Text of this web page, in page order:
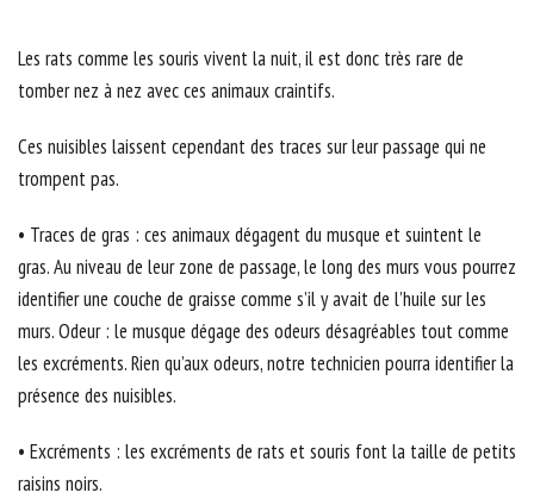
Les rats comme les souris vivent la nuit, il est donc très rare de
tomber nez à nez avec ces animaux craintifs.
Ces nuisibles laissent cependant des traces sur leur passage qui ne
trompent pas.
• Traces de gras : ces animaux dégagent du musque et suintent le
gras. Au niveau de leur zone de passage, le long des murs vous pourrez
identifier une couche de graisse comme s’il y avait de l’huile sur les
murs. Odeur : le musque dégage des odeurs désagréables tout comme
les excréments. Rien qu’aux odeurs, notre technicien pourra identifier la
présence des nuisibles.
• Excréments : les excréments de rats et souris font la taille de petits
raisins noirs.